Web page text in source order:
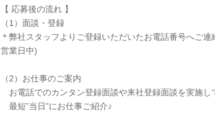
【 応募後の流れ 】
（1）面談・登録
＊弊社スタッフよりご登録いただいたお電話番号へご
営業日中)
（2）お仕事のご案内
お電話でのカンタン登録面談や来社登録面談を実施し
最短”当日”にお仕事ご紹介♪